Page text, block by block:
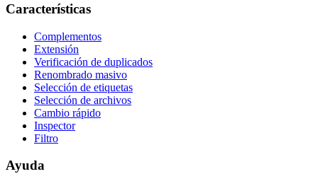
Características
Complementos
Extensión
Verificación de duplicados
Renombrado masivo
Selección de etiquetas
Selección de archivos
Cambio rápido
Inspector
Filtro
Ayuda